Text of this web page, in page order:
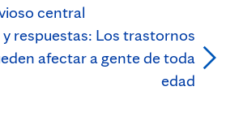
central
y respuestas: Los trastornos
afectar a gente de toda
edad